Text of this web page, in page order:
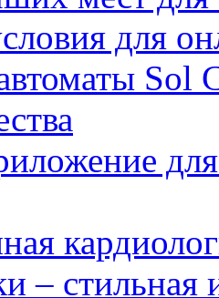
для
Sol
– стильная